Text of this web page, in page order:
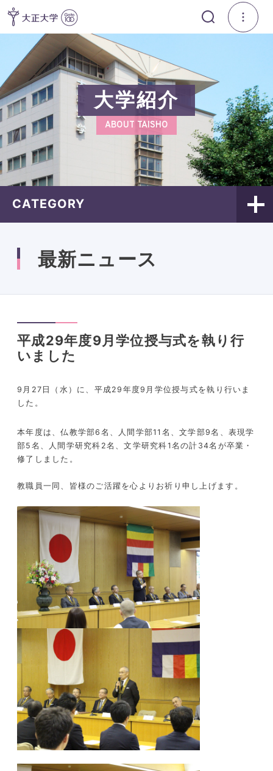
大学紹介
ABOUT TAISHO
CATEGORY
最新ニュース
平成29年度9月学位授与式を執り行
いました
9月27日（水）に、平成29年度9月学位授与式を執り行いま
した。
本年度は、仏教学部6名、人間学部11名、文学部9名、表現学
部5名、人間学研究科2名、文学研究科1名の計34名が卒業・
修了しました。
教職員一同、皆様のご活躍を心よりお祈り申し上げます。